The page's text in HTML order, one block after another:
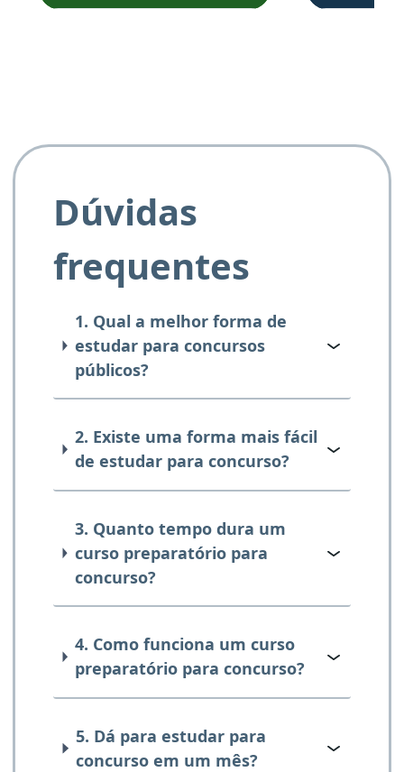
Dúvidas
frequentes
1. Qual a melhor forma de
estudar para concursos
públicos?
2. Existe uma forma mais fácil
de estudar para concurso?
3. Quanto tempo dura um
curso preparatório para
concurso?
4. Como funciona um curso
preparatório para concurso?
5. Dá para estudar para
concurso em um mês?